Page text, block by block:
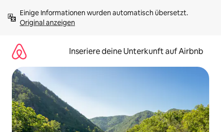
Inhalten
springenOriginal anzeigen
Inseriere deine Unterkunft auf Airbnb